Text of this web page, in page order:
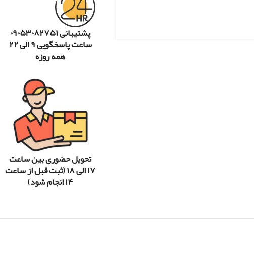
پشتیبانی ۰۹۰۵۳۰۸۲۷۵۱
ساعت پاسخگویی ۹ الی ۲۲
همه روزه
تحویل حضوری بین ساعت
۱۷ الی ۱۸ (ثبت قبل از ساعت
۱۴ انجام شود)